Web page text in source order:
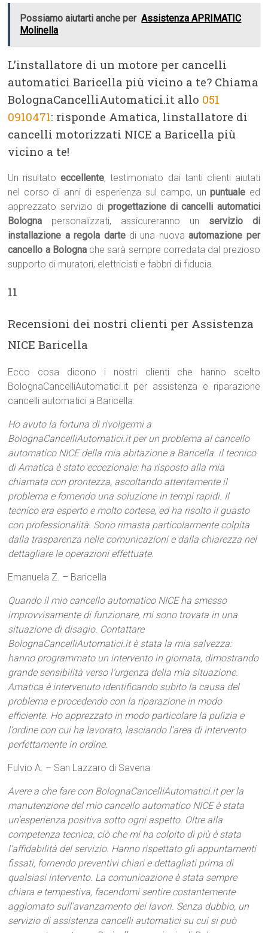
Possiamo aiutarti anche per Assistenza APRIMATIC
Molinella
L’installatore di un motore per cancelli
automatici Baricella più vicino a te? Chiama
BolognaCancelliAutomatici.it allo 051
0910471: risponde Amatica, linstallatore di
cancelli motorizzati NICE a Baricella più
vicino a te!
Un risultatoeccellente, testimoniato dai tanti clienti aiutati
nel corso di anni di esperienza sul campo, unpuntuale ed
apprezzato servizio di progettazione di cancelli automatici
Bologna personalizzati, assicureranno un servizio di
installazione a regola dartedi una nuovaautomazione per
cancello a Bologna che sarà sempre corredata dal prezioso
supporto di muratori, elettricisti e fabbri di fiducia.
11
Recensioni dei nostri clienti per Assistenza
NICE Baricella
Ecco cosa dicono i nostri clienti che hanno scelto
BolognaCancelliAutomatici.it per assistenza e riparazione
cancelli automatici a Baricella:
Ho avuto la fortuna di rivolgermi a
BolognaCancelliAutomatici.it per un problema al cancello
automatico NICE della mia abitazione a Baricella. il tecnico
di Amatica è stato eccezionale: ha risposto alla mia
chiamata con prontezza, ascoltando attentamente il
problema e fornendo una soluzione in tempi rapidi. Il
tecnico era esperto e molto cortese, ed ha risolto il guasto
con professionalità. Sono rimasta particolarmente colpita
dalla trasparenza nelle comunicazioni e dalla chiarezza nel
dettagliare le operazioni effettuate.
Emanuela Z. – Baricella
Quando il mio cancello automatico NICE ha smesso
improvvisamente di funzionare, mi sono trovata in una
situazione di disagio. Contattare
BolognaCancelliAutomatici.it è stata la mia salvezza:
hanno programmato un intervento in giornata, dimostrando
grande sensibilità verso l’urgenza della mia situazione.
Amatica è intervenuto identificando subito la causa del
problema e procedendo con la riparazione in modo
efficiente. Ho apprezzato in modo particolare la pulizia e
l’ordine con cui ha lavorato, lasciando l’area di intervento
perfettamente in ordine.
Fulvio A. – San Lazzaro di Savena
Avere a che fare con BolognaCancelliAutomatici.it per la
manutenzione del mio cancello automatico NICE è stata
un’esperienza positiva sotto ogni aspetto. Oltre alla
competenza tecnica, ciò che mi ha colpito di più è stata
l’affidabilità del servizio. Hanno rispettato gli appuntamenti
fissati, fornendo preventivi chiari e dettagliati prima di
qualsiasi intervento. La comunicazione è stata sempre
chiara e tempestiva, facendomi sentire costantemente
aggiornato sull’avanzamento dei lavori. Senza dubbio, un
servizio di assistenza cancelli automatici su cui si può